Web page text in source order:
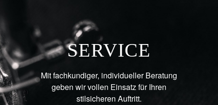
SERVICE
Mit fachkundiger, individueller Beratung
geben wir vollen Einsatz für Ihren
stilsicheren Auftritt.